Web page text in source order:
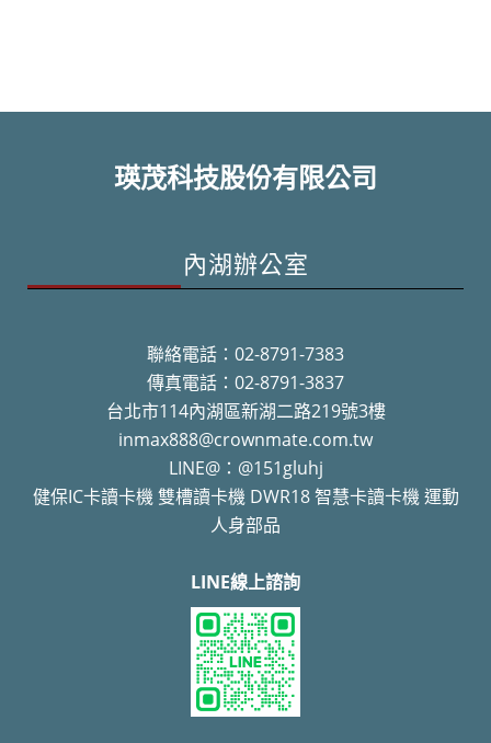
瑛茂科技股份有限公司
內湖辦公室
聯絡電話：02-8791-7383
傳真電話：02-8791-3837
台北市114內湖區新湖二路219號3樓
inmax888@crownmate.com.tw
LINE@：@151gluhj
健保IC卡讀卡機 雙槽讀卡機 DWR18 智慧卡讀卡機 運動
人身部品
LINE線上諮詢